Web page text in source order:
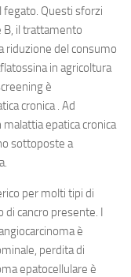
fegato. Questi sforzi
B, il trattamento
riduzione del consumo
in agricoltura
è
cronica . Ad
epatica cronica
sottoposte a
per molti tipi di
di cancro presente. I
è
perdita di
epatocellulare è